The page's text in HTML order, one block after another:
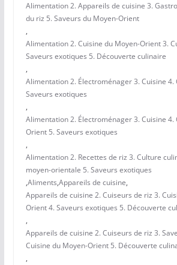
Alimentation 2. Appareils de cuisine 3.
du riz 5. Saveurs du Moyen-Orient
,
Alimentation 2. Cuisine du Moyen-Orient 3.
Saveurs exotiques 5. Découverte culinaire
,
Alimentation 2. Électroménager 3. Cuisine 4.
Saveurs exotiques
,
Alimentation 2. Électroménager 3. Cuisine 4.
Orient 5. Saveurs exotiques
,
Alimentation 2. Recettes de riz 3. Culture
moyen-orientale 5. Saveurs exotiques
,Aliments,Appareils de cuisine,
Appareils de cuisine 2. Cuiseurs de riz 3.
Orient 4. Saveurs exotiques 5. Découverte
,
Appareils de cuisine 2. Cuiseurs de riz 3.
Cuisine du Moyen-Orient 5. Découverte
,